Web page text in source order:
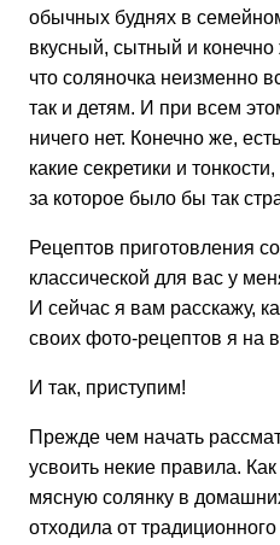
обычных буднях в
вкусный, сытный и
что соляночка неизменно
так и детям. И при всем
ничего нет. Конечно же,
какие секретики и
за которое было бы так
Рецептов приготовления
классической для вас у
И сейчас я вам расскажу,
своих фото-рецептов я на
И так, приступим!
Прежде чем начать
усвоить некие правила.
мясную солянку в
отходила от